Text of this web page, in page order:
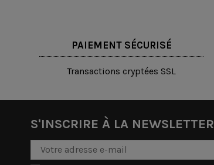
PAIEMENT SÉCURISÉ
Transactions cryptées SSL
S'INSCRIRE À LA NEWSLETTER